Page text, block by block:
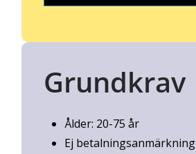
Grundkrav
Ålder: 20-75 år
Ej betalningsanmärkning